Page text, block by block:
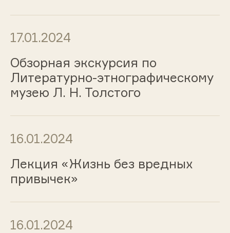
17.01.2024
Обзорная экскурсия по
Литературно-этнографическому
музею Л. Н. Толстого
16.01.2024
Лекция «Жизнь без вредных
привычек»
16.01.2024